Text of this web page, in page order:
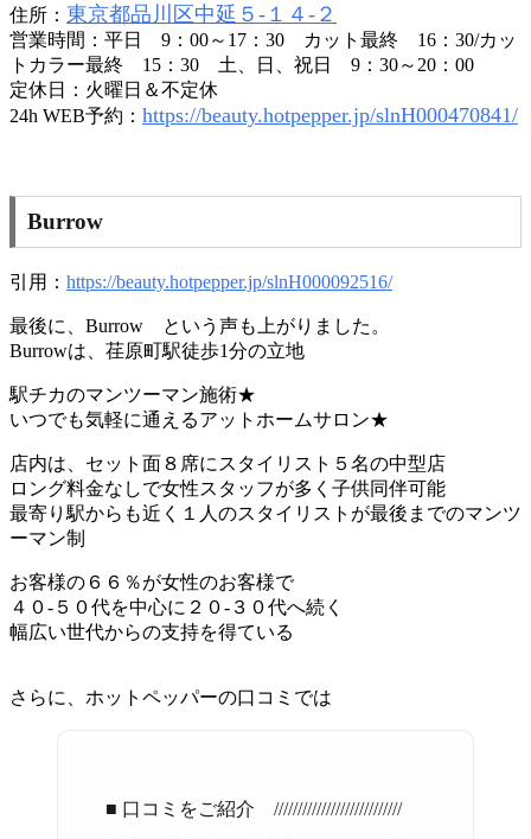
住所： 東京都品川区中延５-１４-２
営業時間：平日 9：00～17：30 カット最終 16：30/カッ
トカラー最終 15：30 土、日、祝日 9：30～20：00
定休日：火曜日＆不定休
24h WEB予約： https://beauty.hotpepper.jp/slnH000470841/
Burrow
引用： https://beauty.hotpepper.jp/slnH000092516/
最後に、Burrow という声も上がりました。
Burrowは、荏原町駅徒歩1分の立地
駅チカのマンツーマン施術★
いつでも気軽に通えるアットホームサロン★
店内は、セット面８席にスタイリスト５名の中型店
ロング料金なしで女性スタッフが多く子供同伴可能
最寄り駅からも近く１人のスタイリストが最後までのマンツ
ーマン制
お客様の６６％が女性のお客様で
４０-５０代を中心に２０-３０代へ続く
幅広い世代からの支持を得ている
さらに、ホットペッパーの口コミでは
■ 口コミをご紹介 ///////////////////////////